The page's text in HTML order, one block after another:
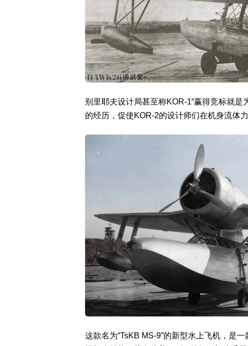
别里耶夫设计局甚至称KOR-1“赢得竞标就
的经历，促使KOR-2的设计师们在机身流体
这款名为“TsKB MS-9”的新型水上飞机，是